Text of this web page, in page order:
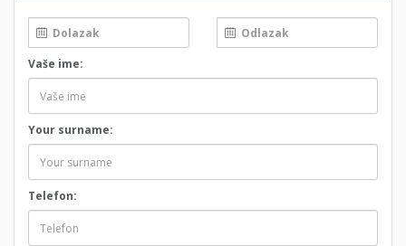
Vaše ime:
Your surname:
Telefon: